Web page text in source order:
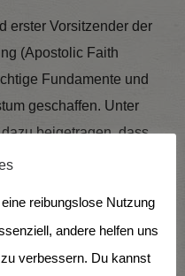
erster Vorsitzender der
(Apostolic Faith
Fundamente und
geschaffen. Unter
beigetragen, dass
und legale
Grundlage
College Berea in
und mit Hilfe vieler
reibungslose Nutzung
andere helfen uns
verbessern. Du kannst